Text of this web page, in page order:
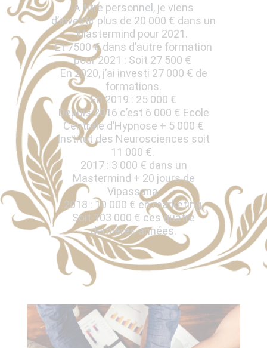
À titre personnel, je viens
d’investir plus de 20 000 € dans un
Mastermind pour 2021.
Et 7500 € dans d’autre formation
pour 2021 : Soit 27 500 €
En 2020, j’ai investi 27 000 € de
formations.
En 2019 : 25 000 €
Depuis 2016 c’est 6 000 € Ecole
Centrale d’Hypnose + 5 000 €
Institut des Neurosciences soit
11 000 €.
2017 : 3 000 € dans un
Mastermind + 20 jours de
Vipassana.
2018 : 10 000 € en marketing.
Soit 103 000 € ces quatre
dernières années.